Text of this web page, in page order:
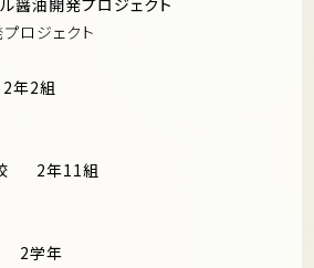
醤油開発プロジェクト
ロジェクト
2年2組
2年11組
2学年